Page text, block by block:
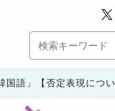
国語」【否定表現につ